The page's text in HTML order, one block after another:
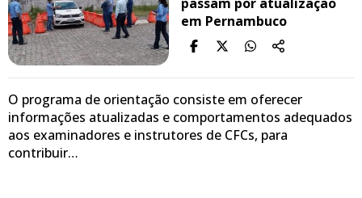
em Pernambuco
O programa de orientação consiste em oferecer
informações atualizadas e comportamentos adequados
aos examinadores e instrutores de CFCs, para
contribuir…